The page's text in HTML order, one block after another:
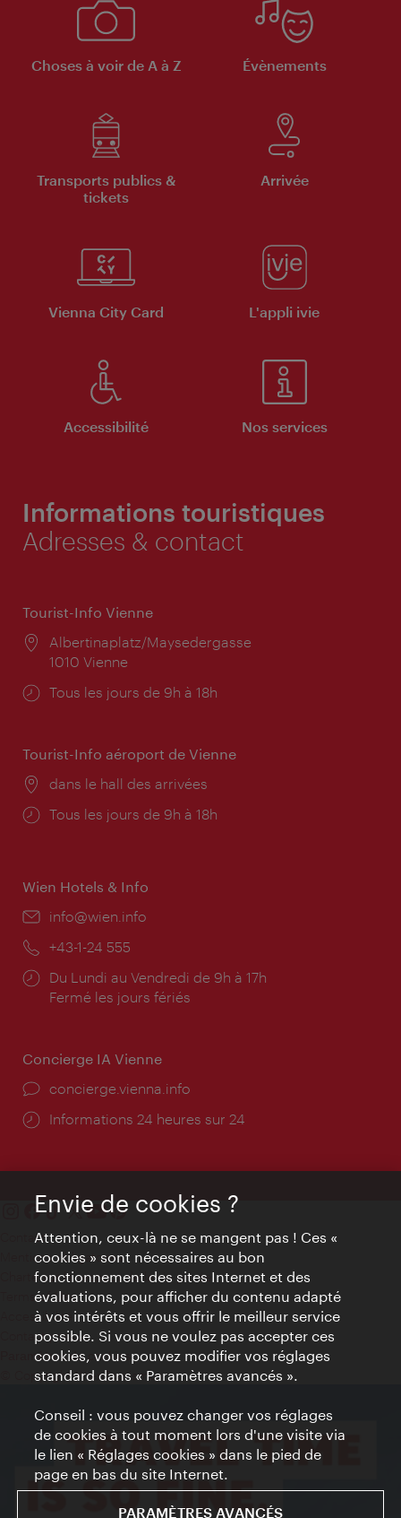
Choses à voir de A à Z Évènements
Transports publics &
tickets
Arrivée
Vienna City Card L'appli ivie
Accessibilité Nos services
Informations touristiques
Adresses & contact
Tourist-Info Vienne
Lieu:
Albertinaplatz/Maysedergasse
1010 Vienne
Horaires
Tous les jours de 9h à 18h
Tourist-Info aéroport de Vienne
Lieu:
dans le hall des arrivées
Horaires
Tous les jours de 9h à 18h
Wien Hotels & Info
E-
info@wien.info
Téléphone:
+43-1-24 555
Horaires
d'ouverture:
Du Lundi au Vendredi de 9h à 17h
Fermé les jours fériés
Concierge IA Vienne
Ort:
concierge.vienna.info
Öffnungszeiten:
Informations 24 heures sur 24
Contact
Mentions obligatoires
Charte sur le respect de la vie privée
Terms of Use
Accessibilité
Contact presse
Paramètres de cookies
© Copyright WienTourismus
Envie de cookies ?
Attention, ceux-là ne se mangent pas ! Ces «
cookies » sont nécessaires au bon
fonctionnement des sites Internet et des
évaluations, pour afficher du contenu adapté
à vos intérêts et vous offrir le meilleur service
possible. Si vous ne voulez pas accepter ces
cookies, vous pouvez modifier vos réglages
standard dans « Paramètres avancés ».
Conseil : vous pouvez changer vos réglages
de cookies à tout moment lors d'une visite via
le lien « Réglages cookies » dans le pied de
page en bas du site Internet.
PARAMÈTRES AVANCÉS